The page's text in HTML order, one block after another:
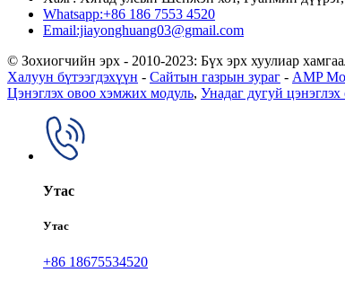
Whatsapp:+86 186 7553 4520
Email:jiayonghuang03@gmail.com
© Зохиогчийн эрх - 2010-2023: Бүх эрх хуулиар
Халуун бүтээгдэхүүн - Сайтын газрын зураг - AMP
Цэнэглэх овоо хэмжих модуль, Унадаг дугуй цэнэглэх
Утас
Утас
+86 18675534520